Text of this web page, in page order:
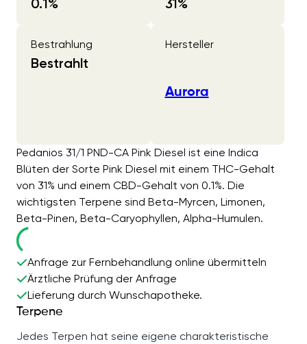
0.1% 31%
Bestrahlung
Bestrahlt
Hersteller
Aurora
Pedanios 31/1 PND-CA Pink Diesel ist eine Indica
Blüten der Sorte Pink Diesel mit einem THC-Gehalt
von 31% und einem CBD-Gehalt von 0.1%. Die
wichtigsten Terpene sind Beta-Myrcen, Limonen,
Beta-Pinen, Beta-Caryophyllen, Alpha-Humulen.
Anfrage zur Fernbehandlung online übermitteln
Ärztliche Prüfung der Anfrage
Lieferung durch Wunschapotheke.
Terpene
Jedes Terpen hat seine eigene charakteristische